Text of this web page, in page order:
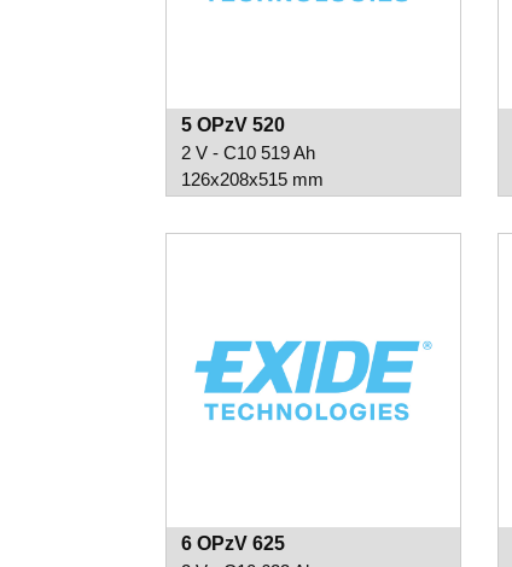
5 OPzV 520
2 V - C10 519 Ah
126x208x515 mm
6 OPzV 625